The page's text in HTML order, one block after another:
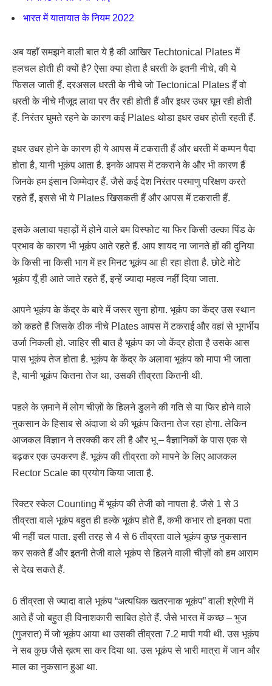
भारत में यातायात के नियम 2022
अब यहाँ समझने वाली बात ये है की आखिर Techtonical Plates में
हलचल होती ही क्यों है? ऐसा क्या होता है धरती के इतनी नीचे, की ये
फिसल जाती हैं. दरअसल धरती के नीचे जो Tectonical Plates हैं वो
धरती के नीचे मौजूद लावा पर तैर रही होती हैं और इधर उधर घूम रही होती
हैं. निरंतर घुमते रहने के कारण कई Plates थोडा इधर उधर होती रहती हैं.
इधर उधर होने के कारण ही ये आपस में टकराती हैं और धरती में कम्पन पैदा
होता है, यानी भूकंप आता है. इनके आपस में टकराने के और भी कारण हैं
जिनके हम इंसान जिम्मेदार हैं. जैसे कई देश निरंतर परमाणु परिक्षण करते
रहते हैं, इससे भी ये Plates खिसकती हैं और आपस में टकराती हैं.
इसके अलावा पहाड़ों में होने वाले बम विस्फोट या फिर किसी उल्का पिंड के
प्रभाव के कारण भी भूकंप आते रहते हैं. आप शायद ना जानते हों की दुनिया
के किसी ना किसी भाग में हर मिनट भूकंप आ ही रहा होता है. छोटे मोटे
भूकंप यूँ ही आते जाते रहते हैं, इन्हें ज्यादा महत्व नहीं दिया जाता.
आपने भूकंप के केंद्र के बारे में जरूर सुना होगा. भूकंप का केंद्र उस स्थान
को कहते हैं जिसके ठीक नीचे Plates आपस में टकराई और वहां से भूगर्भीय
उर्जा निकली हो. जाहिर सी बात है भूकंप का जो केंद्र होता है उसके आस
पास भूकंप तेज होता है. भूकंप के केंद्र के अलावा भूकंप को मापा भी जाता
है, यानी भूकंप कितना तेज था, उसकी तीव्रता कितनी थी.
पहले के ज़माने में लोग चीज़ों के हिलने डुलने की गति से या फिर होने वाले
नुकसान के हिसाब से अंदाजा थे की भूकंप कितना तेज रहा होगा. लेकिन
आजकल विज्ञान ने तरक्की कर ली है और भू – वैज्ञानिकों के पास एक से
बढ़कर एक उपकरण हैं. भूकंप की तीव्रता को मापने के लिए आजकल
Rector Scale का प्रयोग किया जाता है.
रिक्टर स्केल Counting में भूकंप की तेजी को नापता है. जैसे 1 से 3
तीव्रता वाले भूकंप बहुत ही हल्के भूकंप होते हैं, कभी कभार तो इनका पता
भी नहीं चल पाता. इसी तरह से 4 से 6 तीव्रता वाले भूकंप कुछ नुकसान
कर सकते हैं और इतनी तेजी वाले भूकंप से हिलने वाली चीज़ों को हम आराम
से देख सकते हैं.
6 तीव्रता से ज्यादा वाले भूकंप “अत्यधिक खतरनाक भूकंप” वाली श्रेणी में
आते हैं जो बहुत ही विनाशकारी साबित होते हैं. जैसे भारत में कच्छ – भुज
(गुजरात) में जो भूकंप आया था उसकी तीव्रता 7.2 मापी गयी थी. उस भूकंप
ने सब कुछ जैसे ख़त्म सा कर दिया था. उस भूकंप से भारी मात्रा में जान और
माल का नुकसान हुआ था.